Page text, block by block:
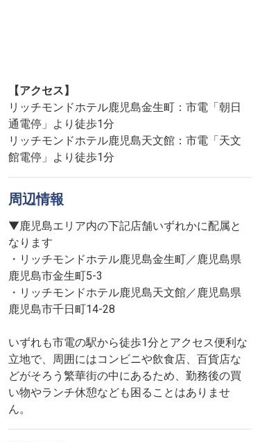
【アクセス】
リッチモンドホテル鹿児島金生町：市電「朝日
通電停」より徒歩1分
リッチモンドホテル鹿児島天文館：市電「天文
館電停」より徒歩1分
周辺情報
▼鹿児島エリア内の下記店舗いずれかに配属と
なります
・リッチモンドホテル鹿児島金生町／鹿児島県
鹿児島市金生町5-3
・リッチモンドホテル鹿児島天文館／鹿児島県
鹿児島市千日町14-28
いずれも市電の駅から徒歩1分とアクセス便利な
立地で、周囲にはコンビニや飲食店、百貨店な
どがそろう繁華街の中にあるため、勤務後の買
い物やランチ休憩なども困ることはありませ
ん。